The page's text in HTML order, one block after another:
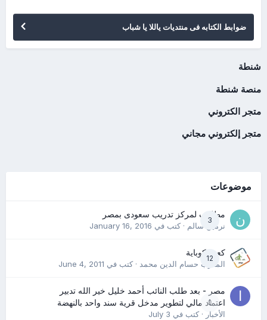
ضوابط الكتابه فى منتديات ياللا يا شباب
شنطة
منصة شنطة
متجر الكتروني
متجر إلكتروني مجاني
موضوعات
3
مطلوب لمركز تدريب سعودى بمصر
نرمين سالم· كتب في January 16, 2016
12
كعب كوباية
المدرب حسام الدين محمد· كتب في June 4, 2011
0
مصر - بعد طلب النائب أحمد خليل خير الله تدبير
اعتماد مالي لتطوير مدخل قرية سند واحد بالنهضة
الأخبار· كتب في July 3